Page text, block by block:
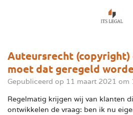
hoofdinhoud
Auteursrecht
moet dat geregeld
Gepubliceerd op 11 maart 2021 om
Regelmatig krijgen wij van klanten
ontwikkelen de vraag: ben ik nu